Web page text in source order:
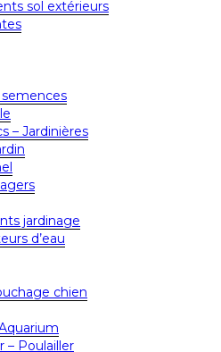
sol extérieurs
semences
– Jardinières
jardinage
d’eau
chien
– Poulailler